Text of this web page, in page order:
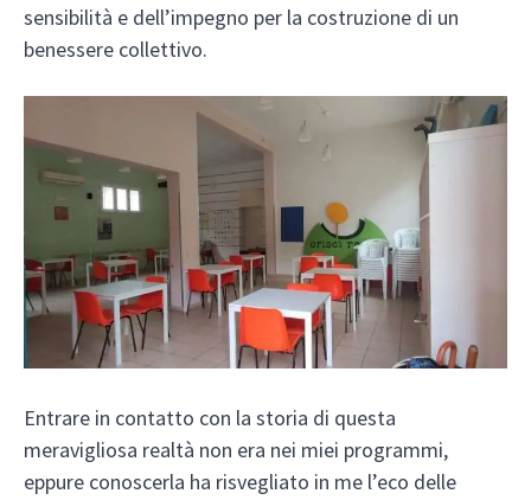
sensibilità e dell’impegno per la costruzione di un
benessere collettivo.
Entrare in contatto con la storia di questa
meravigliosa realtà non era nei miei programmi,
eppure conoscerla ha risvegliato in me l’eco delle